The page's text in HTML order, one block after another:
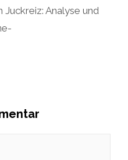
Analyse und